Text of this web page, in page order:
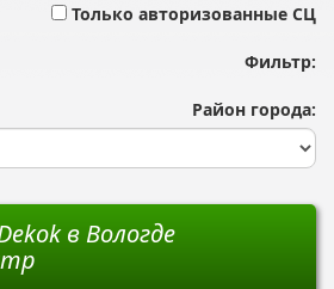
Только авторизованные СЦ
Фильтр:
Район города:
в Вологде